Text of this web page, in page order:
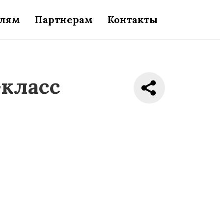
Партнерам Контакты